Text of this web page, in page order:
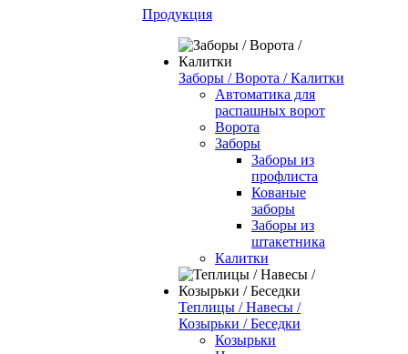
Продукция
Заборы / Ворота / Калитки
Автоматика для
распашных ворот
Ворота
Заборы
Заборы из
профлиста
Кованые
заборы
Заборы из
штакетника
Калитки
Теплицы / Навесы /
Козырьки / Беседки
Козырьки